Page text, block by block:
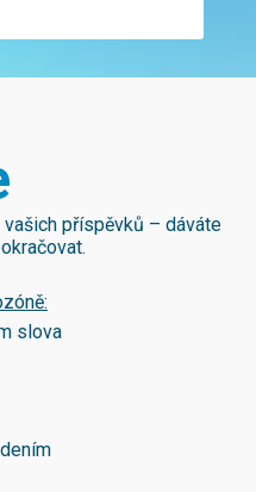
příspěvků – dáváte
slova